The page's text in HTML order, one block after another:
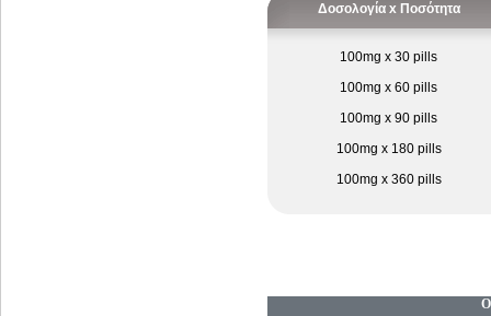
Δοσολογία x Ποσότητα
100mg x 30 pills
100mg x 60 pills
100mg x 90 pills
100mg x 180 pills
100mg x 360 pills